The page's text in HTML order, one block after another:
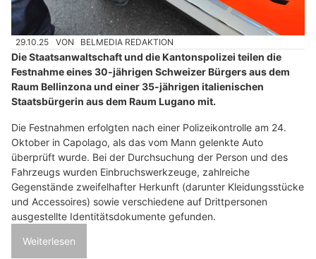
29.10.25 VON BELMEDIA REDAKTION
Die Staatsanwaltschaft und die Kantonspolizei teilen die
Festnahme eines 30-jährigen Schweizer Bürgers aus dem
Raum Bellinzona und einer 35-jährigen italienischen
Staatsbürgerin aus dem Raum Lugano mit.
Die Festnahmen erfolgten nach einer Polizeikontrolle am 24.
Oktober in Capolago, als das vom Mann gelenkte Auto
überprüft wurde. Bei der Durchsuchung der Person und des
Fahrzeugs wurden Einbruchswerkzeuge, zahlreiche
Gegenstände zweifelhafter Herkunft (darunter Kleidungsstücke
und Accessoires) sowie verschiedene auf Drittpersonen
ausgestellte Identitätsdokumente gefunden.
Weiterlesen